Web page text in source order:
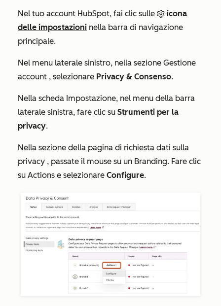
Nel tuo account HubSpot, fai clic sulle
icona
delle impostazioni nella barra di navigazione
principale.
Nel menu laterale sinistro, nella sezione Gestione
account , selezionare Privacy & Consenso.
Nella scheda Impostazione, nel menu della barra
laterale sinistra, fare clic su Strumenti per la
privacy.
Nella sezione della pagina di richiesta dati sulla
privacy , passate il mouse su un Branding. Fare clic
su Actions e selezionare Configure.